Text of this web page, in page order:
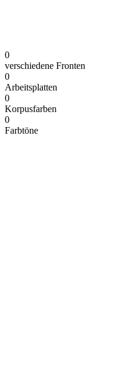
0
verschiedene Fronten
0
Arbeitsplatten
0
Korpusfarben
0
Farbtöne